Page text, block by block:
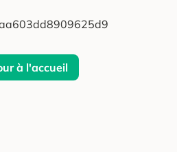
à l'accueil